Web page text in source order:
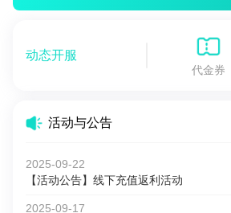
动态开服
代金券
活动与公告
2025-09-22
【活动公告】线下充值返利活动
2025-09-17